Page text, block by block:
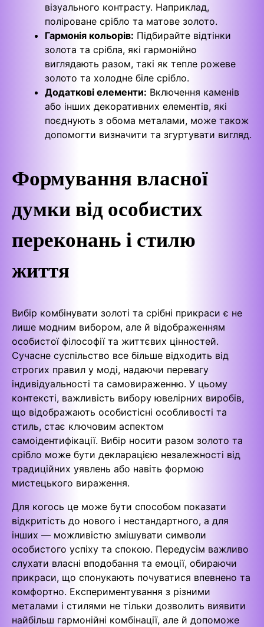
візуального контрасту. Наприклад,
поліроване срібло та матове золото.
Гармонія кольорів: Підбирайте відтінки
золота та срібла, які гармонійно
виглядають разом, такі як тепле рожеве
золото та холодне біле срібло.
Додаткові елементи: Включення каменів
або інших декоративних елементів, які
поєднують з обома металами, може також
допомогти визначити та згуртувати вигляд.
Формування власної
думки від особистих
переконань і стилю
життя
Вибір комбінувати золоті та срібні прикраси є не
лише модним вибором, але й відображенням
особистої філософії та життєвих цінностей.
Сучасне суспільство все більше відходить від
строгих правил у моді, надаючи перевагу
індивідуальності та самовираженню. У цьому
контексті, важливість вибору ювелірних виробів,
що відображають особистісні особливості та
стиль, стає ключовим аспектом
самоідентифікації. Вибір носити разом золото та
срібло може бути декларацією незалежності від
традиційних уявлень або навіть формою
мистецького вираження.
Для когось це може бути способом показати
відкритість до нового і нестандартного, а для
інших — можливістю змішувати символи
особистого успіху та спокою. Передусім важливо
слухати власні вподобання та емоції, обираючи
прикраси, що спонукають почуватися впевнено та
комфортно. Експериментування з різними
металами і стилями не тільки дозволить виявити
найбільш гармонійні комбінації, але й допоможе